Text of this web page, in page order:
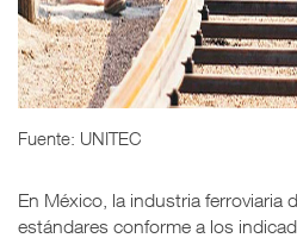
Fuente: UNITEC
En México, la industria ferroviaria
estándares conforme a los